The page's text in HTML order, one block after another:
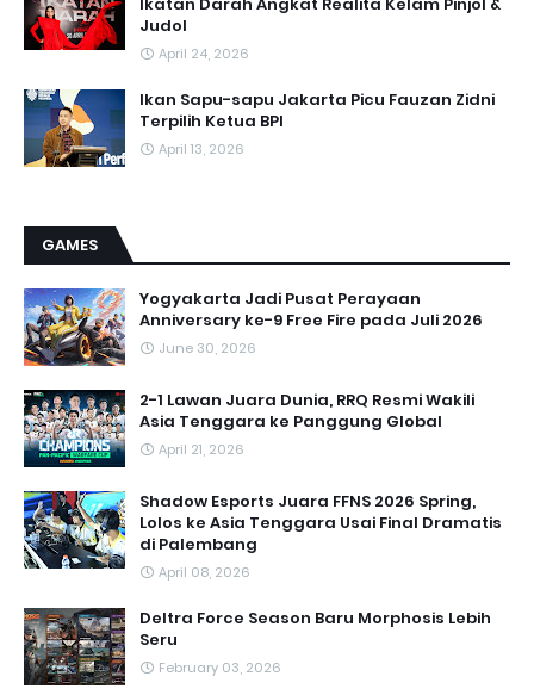
Judol
April 24, 2026
Ikan Sapu-sapu Jakarta Picu Fauzan Zidni
Terpilih Ketua BPI
April 13, 2026
GAMES
Yogyakarta Jadi Pusat Perayaan
Anniversary ke-9 Free Fire pada Juli 2026
June 30, 2026
2-1 Lawan Juara Dunia, RRQ Resmi Wakili
Asia Tenggara ke Panggung Global
April 21, 2026
Shadow Esports Juara FFNS 2026 Spring,
Lolos ke Asia Tenggara Usai Final Dramatis
di Palembang
April 08, 2026
Deltra Force Season Baru Morphosis Lebih
Seru
February 03, 2026